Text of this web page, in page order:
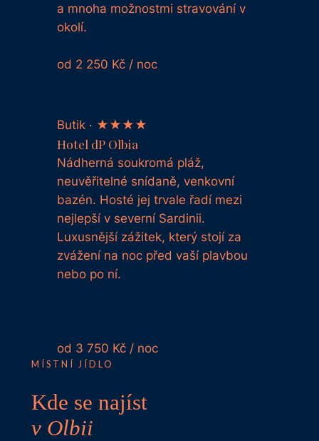
a mnoha možnostmi stravování v
okolí.
od 2 250 Kč / noc
Butik · ★★★★
Hotel dP Olbia
Nádherná soukromá pláž,
neuvěřitelné snídaně, venkovní
bazén. Hosté jej trvale řadí mezi
nejlepší v severní Sardinii.
Luxusnější zážitek, který stojí za
zvážení na noc před vaší plavbou
nebo po ní.
od 3 750 Kč / noc
MÍSTNÍ JÍDLO
Kde se najíst
v Olbii